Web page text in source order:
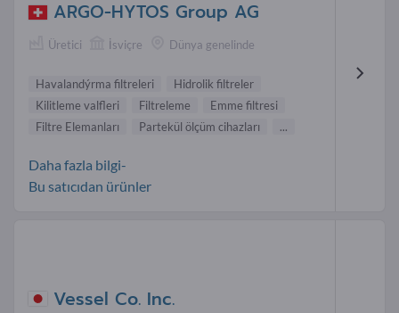
ARGO-HYTOS Group AG
Üretici İsviçre Dünya genelinde
Havalandýrma filtreleri
Hidrolik filtreler
Kilitleme valfleri
Filtreleme
Emme filtresi
Filtre Elemanları
Partekül ölçüm cihazları ...
Daha fazla bilgi-
Bu satıcıdan ürünler
Vessel Co. Inc.